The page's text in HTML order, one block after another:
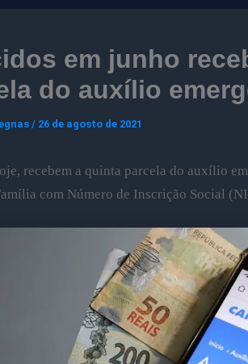
em junho
do auxílio
/ 26 de agosto de 2021
recebem a quinta parcela do auxílio
com Número de Inscrição Social